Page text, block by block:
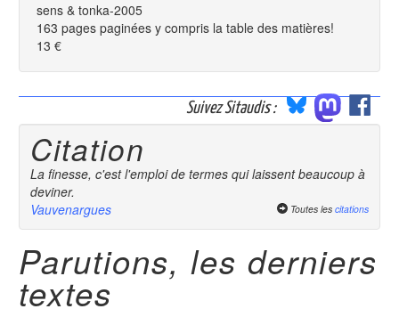
sens & tonka-2005
163 pages paginées y compris la table des matières!
13 €
Suivez Sitaudis :
Citation
La finesse, c'est l'emploi de termes qui laissent beaucoup à
deviner.
Vauvenargues
Toutes les citations
Parutions, les derniers
textes